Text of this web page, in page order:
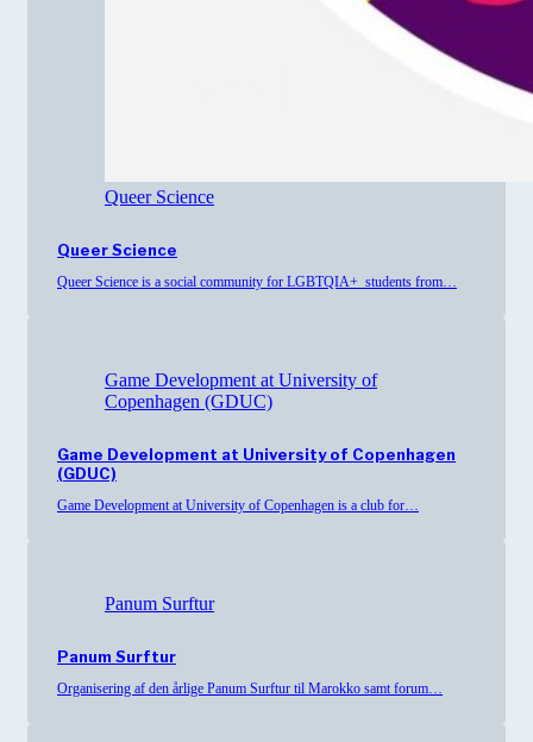
Queer Science
Queer Science
Queer Science is a social community for LGBTQIA+ students from…
Game Development at University of
Copenhagen (GDUC)
Game Development at University of Copenhagen
(GDUC)
Game Development at University of Copenhagen is a club for…
Panum Surftur
Panum Surftur
Organisering af den årlige Panum Surftur til Marokko samt forum…